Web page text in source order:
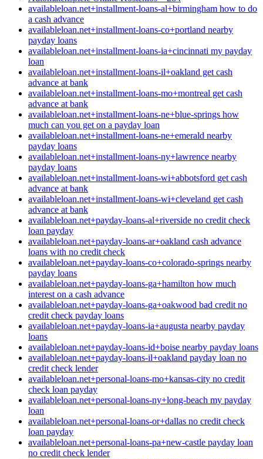
availableloan.net+installment-loans-al+birmingham how to do
a cash advance
availableloan.net+installment-loans-co+portland nearby
payday loans
availableloan.net+installment-loans-ia+cincinnati my payday
loan
availableloan.net+installment-loans-il+oakland get cash
advance at bank
availableloan.net+installment-loans-mo+montreal get cash
advance at bank
availableloan.net+installment-loans-ne+blue-springs how
much can you get on a payday loan
availableloan.net+installment-loans-ne+emerald nearby
payday loans
availableloan.net+installment-loans-ny+lawrence nearby
payday loans
availableloan.net+installment-loans-wi+abbotsford get cash
advance at bank
availableloan.net+installment-loans-wi+cleveland get cash
advance at bank
availableloan.net+payday-loans-al+riverside no credit check
loan payday
availableloan.net+payday-loans-ar+oakland cash advance
loans with no credit check
availableloan.net+payday-loans-co+colorado-springs nearby
payday loans
availableloan.net+payday-loans-ga+hamilton how much
interest on a cash advance
availableloan.net+payday-loans-ga+oakwood bad credit no
credit check payday loans
availableloan.net+payday-loans-ia+augusta nearby payday
loans
availableloan.net+payday-loans-id+boise nearby payday loans
availableloan.net+payday-loans-il+oakland payday loan no
credit check lender
availableloan.net+personal-loans-mo+kansas-city no credit
check loan payday
availableloan.net+personal-loans-ny+long-beach my payday
loan
availableloan.net+personal-loans-or+dallas no credit check
loan payday
availableloan.net+personal-loans-pa+new-castle payday loan
no credit check lender